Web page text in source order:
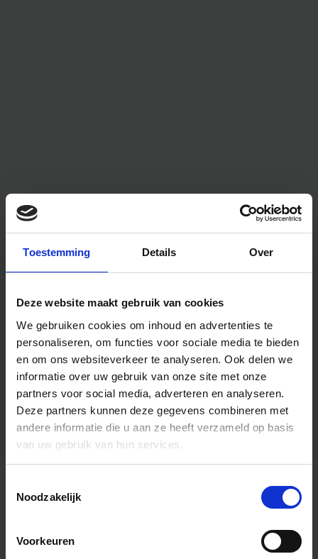
Toestemming Details Over
Deze website maakt gebruik van cookies
We gebruiken cookies om inhoud en advertenties te
personaliseren, om functies voor sociale media te bieden
en om ons websiteverkeer te analyseren. Ook delen we
informatie over uw gebruik van onze site met onze
partners voor social media, adverteren en analyseren.
Deze partners kunnen deze gegevens combineren met
andere informatie die u aan ze heeft verzameld op basis
van uw gebruik van hun services.
Noodzakelijk
Voorkeuren
Algemene informatie